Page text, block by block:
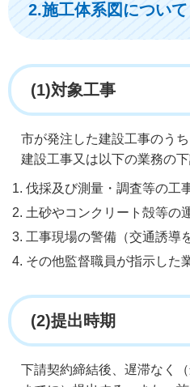
2.施工体系図について
(1)対象工事
市が発注した建設工事のう
建設工事又は以下の業務の
伐採及び測量・調査等の工
土砂やコンクリート殻等の
工事現場の警備（交通誘導
その他監督職員が指示した
(2)提出時期
下請契約締結後、遅滞なく